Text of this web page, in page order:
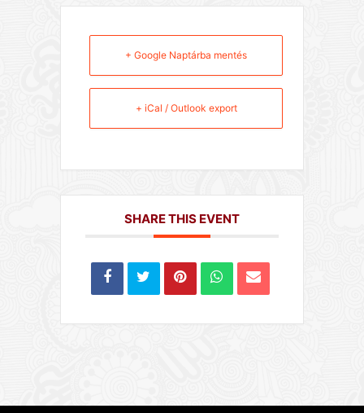
+ Google Naptárba mentés
+ iCal / Outlook export
SHARE THIS EVENT